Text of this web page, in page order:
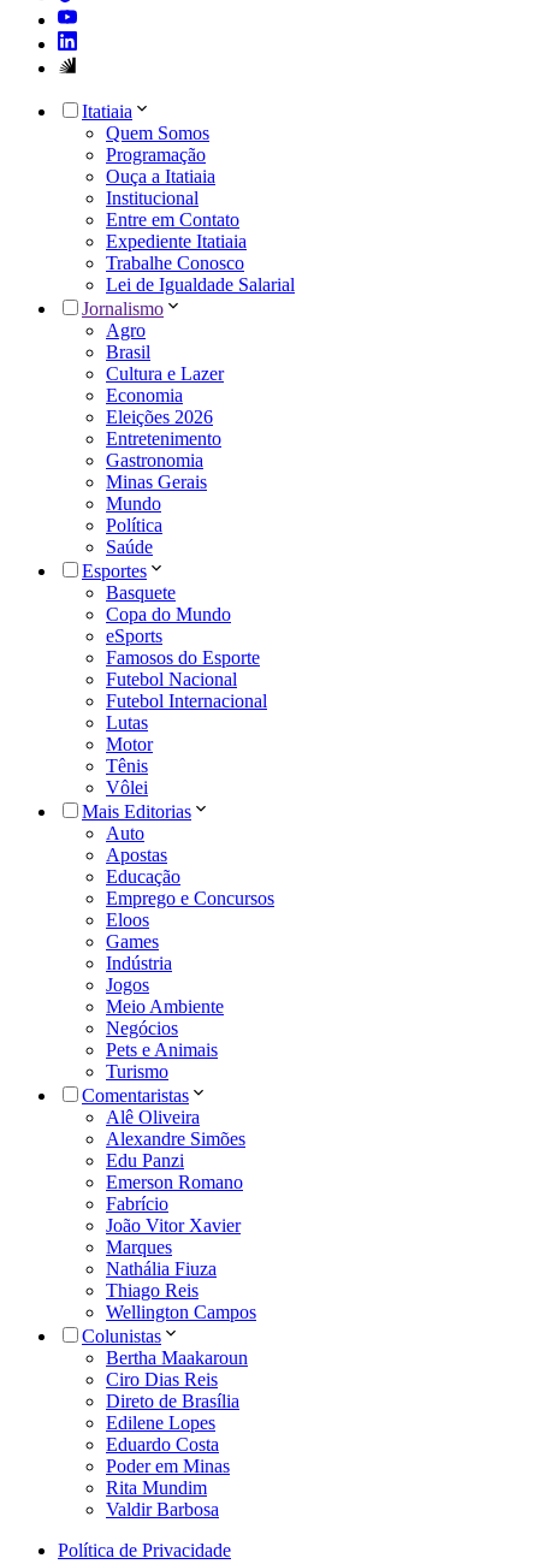
Itatiaia
Quem Somos
Programação
Ouça a Itatiaia
Institucional
Entre em Contato
Expediente Itatiaia
Trabalhe Conosco
Lei de Igualdade Salarial
Jornalismo
Agro
Brasil
Cultura e Lazer
Economia
Eleições 2026
Entretenimento
Gastronomia
Minas Gerais
Mundo
Política
Saúde
Esportes
Basquete
Copa do Mundo
eSports
Famosos do Esporte
Futebol Nacional
Futebol Internacional
Lutas
Motor
Tênis
Vôlei
Mais Editorias
Auto
Apostas
Educação
Emprego e Concursos
Eloos
Games
Indústria
Jogos
Meio Ambiente
Negócios
Pets e Animais
Turismo
Comentaristas
Alê Oliveira
Alexandre Simões
Edu Panzi
Emerson Romano
Fabrício
João Vitor Xavier
Marques
Nathália Fiuza
Thiago Reis
Wellington Campos
Colunistas
Bertha Maakaroun
Ciro Dias Reis
Direto de Brasília
Edilene Lopes
Eduardo Costa
Poder em Minas
Rita Mundim
Valdir Barbosa
Política de Privacidade